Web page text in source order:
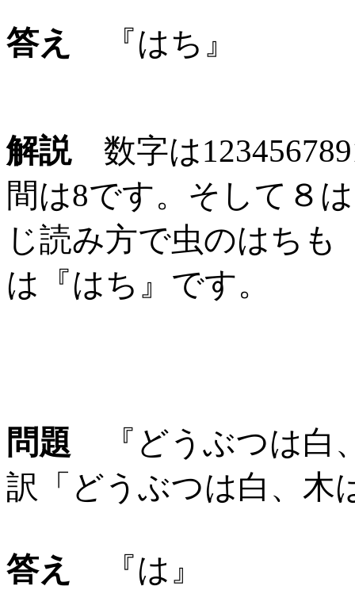
答え 『はち』
解説数字は
間は8です。そして８
じ読み方で虫のはち
は『はち』です。
問題 『どうぶつは白
訳「どうぶつは白、木
答え 『は』